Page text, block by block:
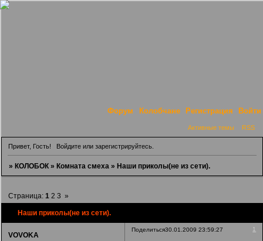
Форум Колобчане Регистрация Войти
Активные темы RSS
Привет, Гость! Войдитеили зарегистрируйтесь.
»КОЛОБОК »Комната смеха »Наши приколы(не из сети).
Наши приколы(не из сети).
Страница:1 2 3 »
Поделиться 1
30.01.2009 23:59:27
VOVOKA